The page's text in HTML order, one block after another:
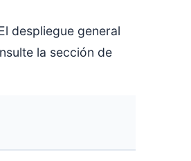
despliegue general
la sección de